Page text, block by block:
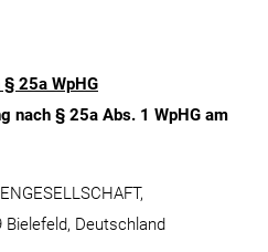
25a WpHG
nach § 25a Abs. 1 WpHG am
Deutschland